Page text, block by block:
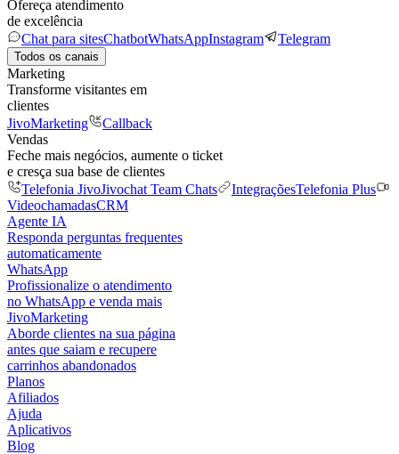
Ofereça atendimento
de excelência
Chat para sitesChatbotWhatsAppInstagram Telegram
Todos os canais
Marketing
Transforme visitantes em
clientes
JivoMarketing
Callback
Vendas
Feche mais negócios, aumente o ticket
e cresça sua base de clientes
Telefonia JivoJivochat Team Chats IntegraçõesTelefonia Plus
VideochamadasCRM
Agente IA
Responda perguntas frequentes
automaticamente
WhatsApp
Profissionalize o atendimento
no WhatsApp e venda mais
JivoMarketing
Aborde clientes na sua página
antes que saiam e recupere
carrinhos abandonados
Planos
Afiliados
Ajuda
Aplicativos
Blog